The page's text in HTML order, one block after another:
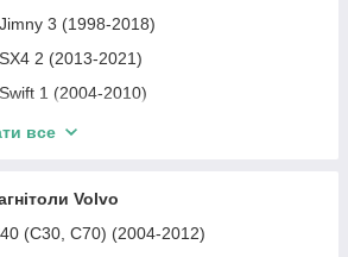
Volkswagen Caravelle
Volkswagen Transporter
Volkswagen Bora
Volkswagen Touran
6, Outback 5 (2014-2019)
3 (1998-2018)
2 (2013-2021)
1 (2004-2010)
2 (2010-2017)
1 (2006-2013)
3 (2005-2017)
все
Volvo
(C30, C70) (2004-2012)